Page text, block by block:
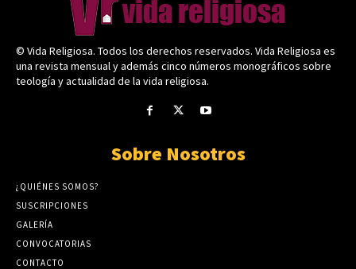
© Vida Religiosa. Todos los derechos reservados. Vida Religiosa es
una revista mensual y además cinco números monográficos sobre
teología y actualidad de la vida religiosa.
Sobre Nosotros
¿QUIÉNES SOMOS?
SUSCRIPCIONES
GALERÍA
CONVOCATORIAS
CONTACTO